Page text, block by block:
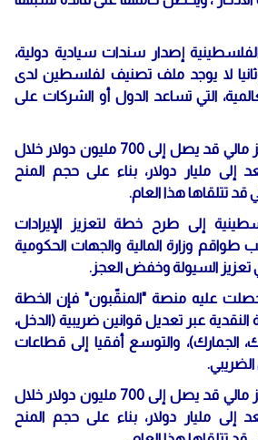
إصدار سندات سيادية دولية،
لا يوجد ملف تصنيف لفلسطين لدى
التي تساعد الدول أو الشركات على
وتعاني الحكومة من عجز مالي قد يصل إلى 700 مليون دولار خلال
إلى مليار دولار، بناء على حجم المنح
قد تتلقاها هذا العام.
إلى طرح خطة لتعزيز الإيرادات
طواقم وزارة المالية والجهات الحكومية
السيولة وخفض العجز.
عليه منصة "المنقّبون" فإن الخطة
عبر تعديل قوانين ضريبية (الدخل،
الجمارك)، والتوسع أفقيا إلى قطاعات
وتعاني الحكومة من عجز مالي قد يصل إلى 700 مليون دولار خلال
إلى مليار دولار، بناء على حجم المنح